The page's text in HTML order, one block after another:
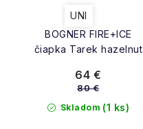
BOGNER FIRE+ICE
čiapka Tarek hazelnut
UNI
Skladom (1 ks)
64 €
80 €